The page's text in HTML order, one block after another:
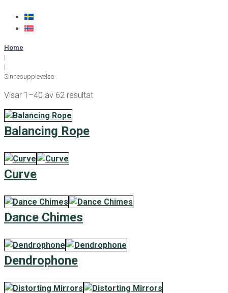
Home
|
|
Sinnesupplevelse
Visar 1–40 av 62 resultat
Balancing Rope
Curve
Dance Chimes
Dendrophone